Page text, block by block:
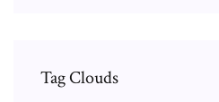
Tag Clouds